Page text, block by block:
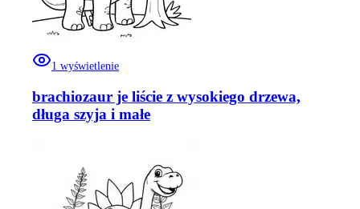
1 wyświetlenie
brachiozaur je liście z wysokiego drzewa,
długa szyja i małe